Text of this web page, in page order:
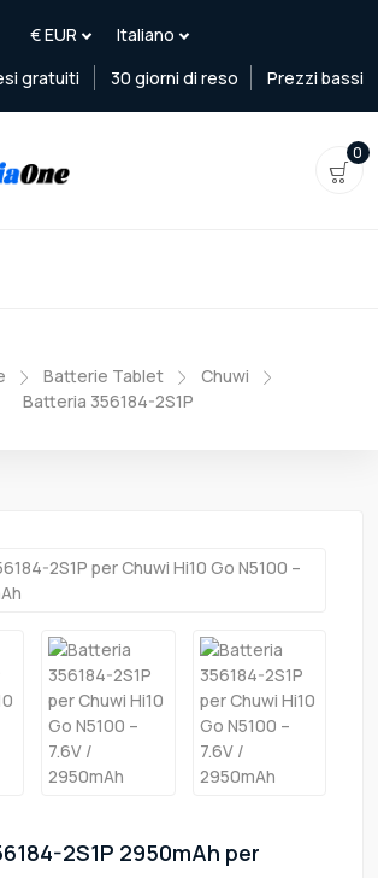
gratuiti 30 giorni di reso Prezzi bassi
0
Batterie Tablet
Chuwi
Batteria 356184-2S1P
2S1P 2950mAh per